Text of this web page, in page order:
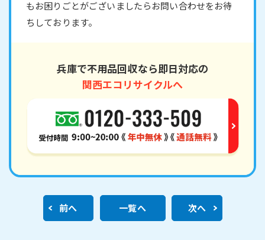
もお困りごとがございましたらお問い合わせをお待
ちしております。
兵庫で不用品回収なら即日対応の
関西エコリサイクルへ
前へ 一覧へ 次へ